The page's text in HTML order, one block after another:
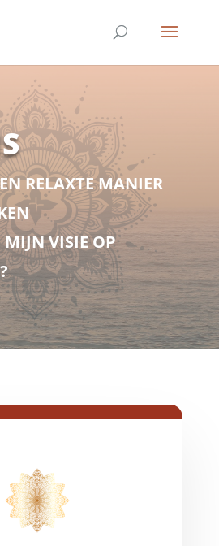
RELAXTE MANIER
VISIE OP